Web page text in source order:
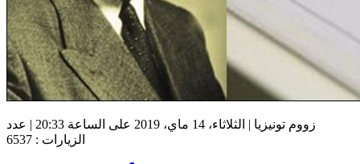
زووم تونيزيا | الثلاثاء، 14 ماي، 2019 على الساعة 20:33 | عدد
الزيارات : 6537